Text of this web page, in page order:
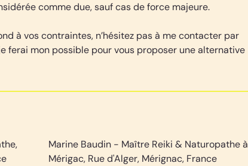
comme due, sauf cas de force majeure.
à vos contraintes, n’hésitez pas à me contacter par
ferai mon possible pour vous proposer une alternative
Marine Baudin - Maître Reiki & Naturopathe à
Mérigac, Rue d'Alger, Mérignac, France